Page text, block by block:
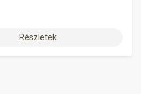
Részletek